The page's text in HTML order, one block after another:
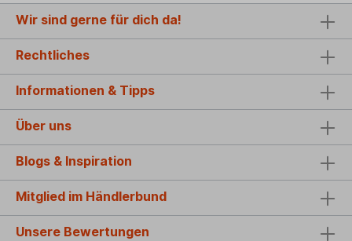
Wir sind gerne für dich da!
Rechtliches
Informationen & Tipps
Über uns
Blogs & Inspiration
Mitglied im Händlerbund
Unsere Bewertungen